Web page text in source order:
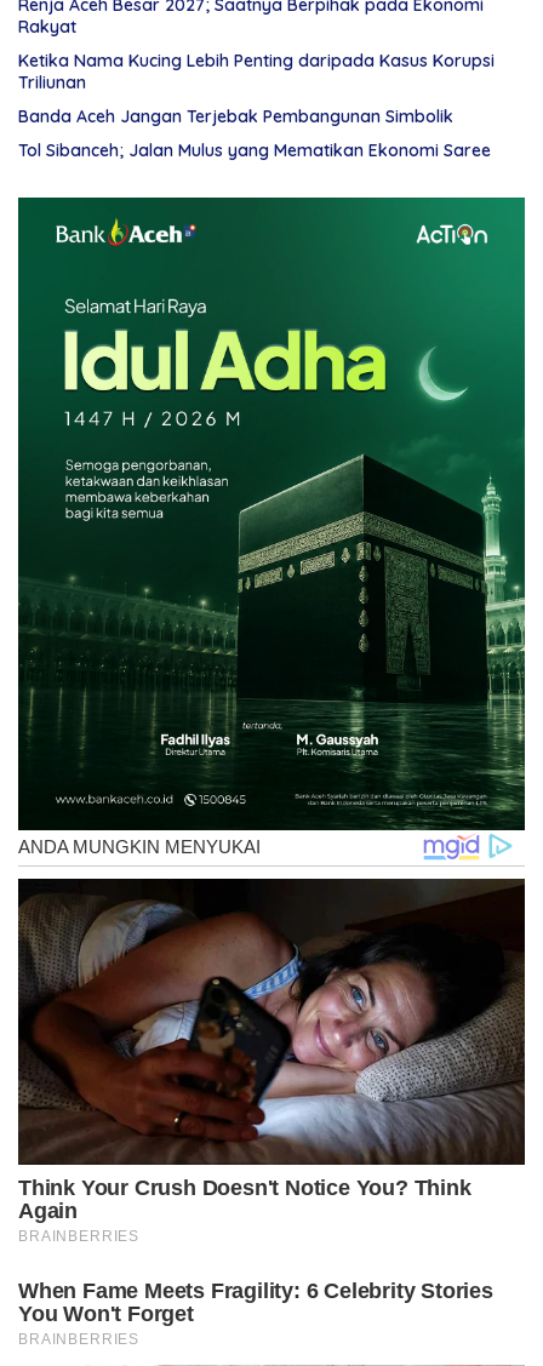
Renja Aceh Besar 2027; Saatnya Berpihak pada Ekonomi
Rakyat
Ketika Nama Kucing Lebih Penting daripada Kasus Korupsi
Triliunan
Banda Aceh Jangan Terjebak Pembangunan Simbolik
Tol Sibanceh; Jalan Mulus yang Mematikan Ekonomi Saree